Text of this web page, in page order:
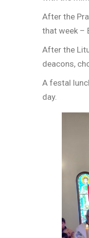
After the
that week –
After the
deacons,
A festal
day.